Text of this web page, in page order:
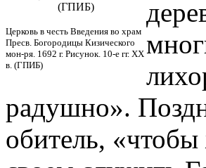
(ГПИБ)
Церковь в честь Введения во храм
Пресв. Богородицы Кизического
мон-ря. 1692 г. Рисунок. 10-е гг. ХХ
в. (ГПИБ)
радушно».
обитель,